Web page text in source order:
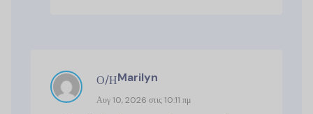
Ο/ΗMarilyn
Αυγ 10, 2026 στις 10:11 πμ